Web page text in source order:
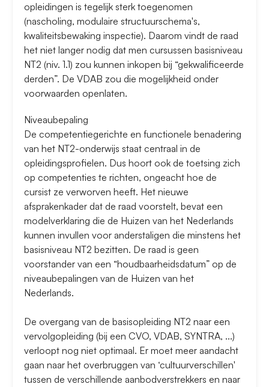
opleidingen is tegelijk sterk toegenomen
(nascholing, modulaire structuurschema's,
kwaliteitsbewaking inspectie). Daarom vindt de raad
het niet langer nodig dat men cursussen basisniveau
NT2 (niv. 1.1) zou kunnen inkopen bij “gekwalificeerde
derden”. De VDAB zou die mogelijkheid onder
voorwaarden openlaten.
Niveaubepaling
De competentiegerichte en functionele benadering
van het NT2-onderwijs staat centraal in de
opleidingsprofielen. Dus hoort ook de toetsing zich
op competenties te richten, ongeacht hoe de
cursist ze verworven heeft. Het nieuwe
afsprakenkader dat de raad voorstelt, bevat een
modelverklaring die de Huizen van het Nederlands
kunnen invullen voor anderstaligen die minstens het
basisniveau NT2 bezitten. De raad is geen
voorstander van een “houdbaarheidsdatum” op de
niveaubepalingen van de Huizen van het
Nederlands.
De overgang van de basisopleiding NT2 naar een
vervolgopleiding (bij een CVO, VDAB, SYNTRA, ...)
verloopt nog niet optimaal. Er moet meer aandacht
gaan naar het overbruggen van ‘cultuurverschillen'
tussen de verschillende aanbodverstrekkers en naar